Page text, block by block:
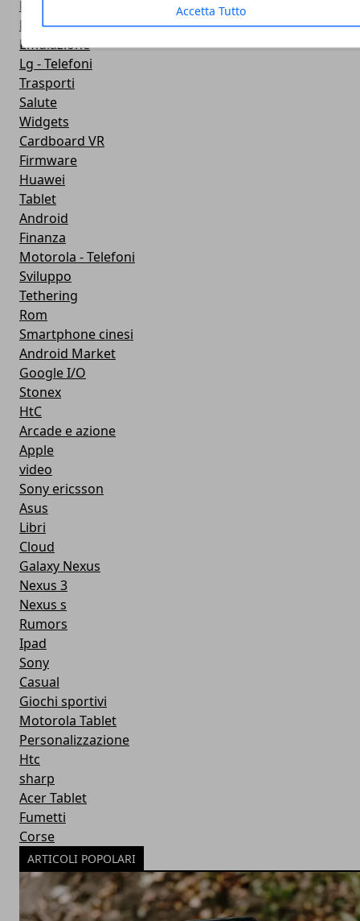
Accetta Tutto
Meteo
Rooting
Emulazione
Lg - Telefoni
Trasporti
Salute
Widgets
Cardboard VR
Firmware
Huawei
Tablet
Android
Finanza
Motorola - Telefoni
Sviluppo
Tethering
Rom
Smartphone cinesi
Android Market
Google I/O
Stonex
HtC
Arcade e azione
Apple
video
Sony ericsson
Asus
Libri
Cloud
Galaxy Nexus
Nexus 3
Nexus s
Rumors
Ipad
Sony
Casual
Giochi sportivi
Motorola Tablet
Personalizzazione
Htc
sharp
Acer Tablet
Fumetti
Corse
ARTICOLI POPOLARI